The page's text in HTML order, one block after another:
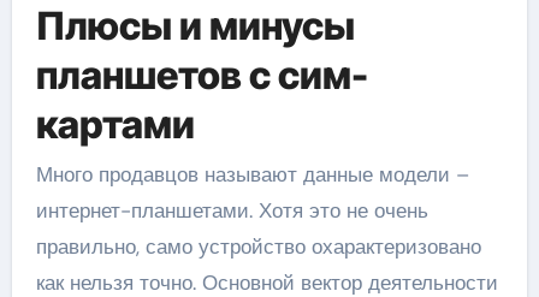
Плюсы и минусы
планшетов с сим-
картами
Много продавцов называют данные модели –
интернет-планшетами. Хотя это не очень
правильно, само устройство охарактеризовано
как нельзя точно. Основной вектор деятельности